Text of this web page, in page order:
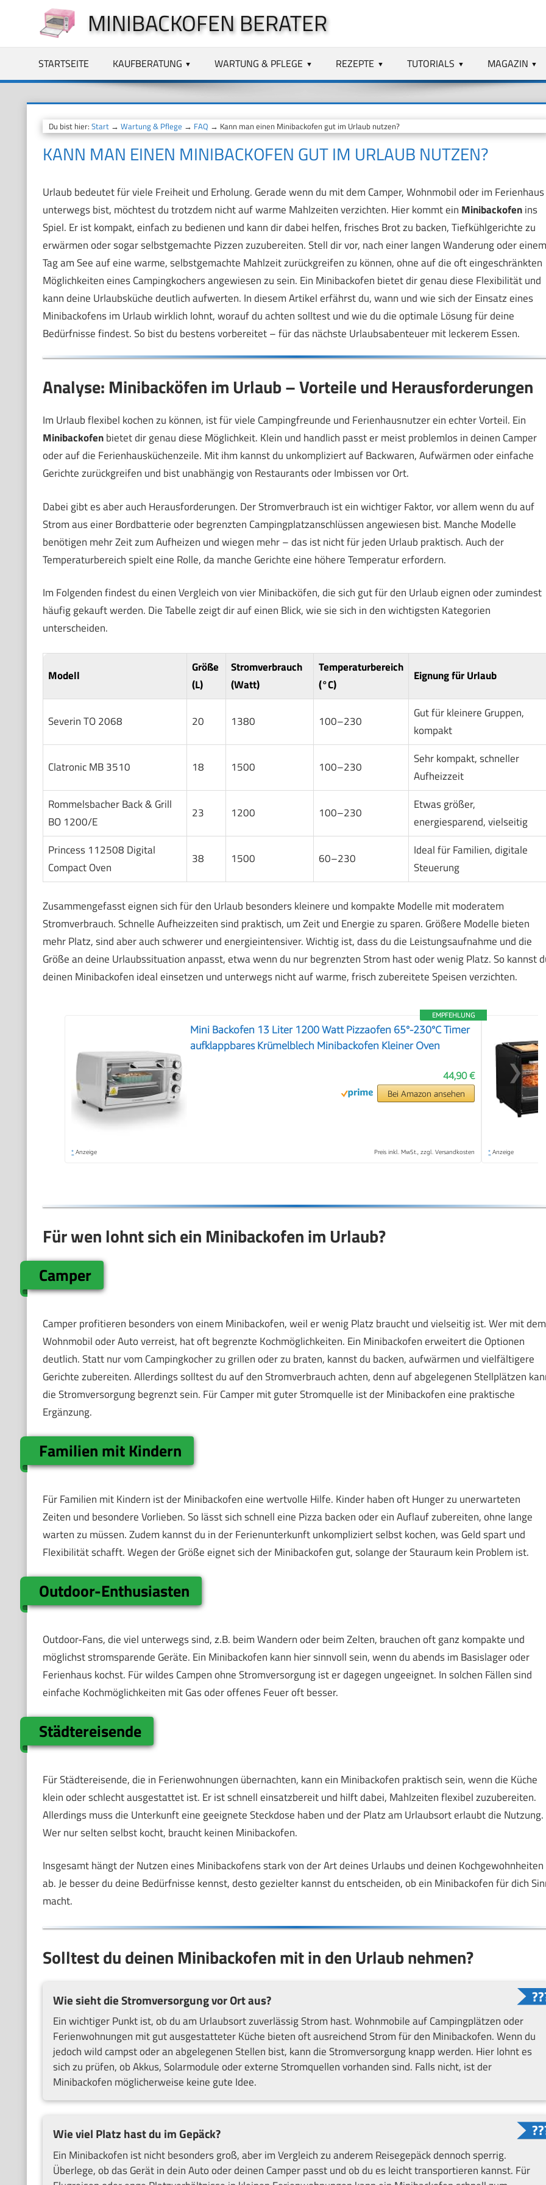
springen
MINIBACKOFEN BERATER
STARTSEITE KAUFBERATUNG WARTUNG & PFLEGE REZEPTE TUTORIALS MAGAZIN
Du bist hier: Start→ Wartung & Pflege → FAQ → Kann man einen Minibackofen gut im Urlaub nutzen?
KANN MAN EINEN MINIBACKOFEN GUT IM URLAUB NUTZEN?
Urlaub bedeutet für viele Freiheit und Erholung. Gerade wenn du mit dem Camper, Wohnmobil oder im Ferienhaus
unterwegs bist, möchtest du trotzdem nicht auf warme Mahlzeiten verzichten. Hier kommt ein Minibackofenins
Spiel. Er ist kompakt, einfach zu bedienen und kann dir dabei helfen, frisches Brot zu backen, Tiefkühlgerichte zu
erwärmen oder sogar selbstgemachte Pizzen zuzubereiten. Stell dir vor, nach einer langen Wanderung oder einem
Tag am See auf eine warme, selbstgemachte Mahlzeit zurückgreifen zu können, ohne auf die oft eingeschränkten
Möglichkeiten eines Campingkochers angewiesen zu sein. Ein Minibackofen bietet dir genau diese Flexibilität und
kann deine Urlaubsküche deutlich aufwerten. In diesem Artikel erfährst du, wann und wie sich der Einsatz eines
Minibackofens im Urlaub wirklich lohnt, worauf du achten solltest und wie du die optimale Lösung für deine
Bedürfnisse findest. So bist du bestens vorbereitet – für das nächste Urlaubsabenteuer mit leckerem Essen.
Analyse: Minibacköfen im Urlaub – Vorteile und Herausforderungen
Im Urlaub flexibel kochen zu können, ist für viele Campingfreunde und Ferienhausnutzer ein echter Vorteil. Ein
Minibackofenbietet dir genau diese Möglichkeit. Klein und handlich passt er meist problemlos in deinen Camper
oder auf die Ferienhausküchenzeile. Mit ihm kannst du unkompliziert auf Backwaren, Aufwärmen oder einfache
Gerichte zurückgreifen und bist unabhängig von Restaurants oder Imbissen vor Ort.
Dabei gibt es aber auch Herausforderungen. Der Stromverbrauch ist ein wichtiger Faktor, vor allem wenn du auf
Strom aus einer Bordbatterie oder begrenzten Campingplatzanschlüssen angewiesen bist. Manche Modelle
benötigen mehr Zeit zum Aufheizen und wiegen mehr – das ist nicht für jeden Urlaub praktisch. Auch der
Temperaturbereich spielt eine Rolle, da manche Gerichte eine höhere Temperatur erfordern.
Im Folgenden findest du einen Vergleich von vier Minibacköfen, die sich gut für den Urlaub eignen oder zumindest
häufig gekauft werden. Die Tabelle zeigt dir auf einen Blick, wie sie sich in den wichtigsten Kategorien
unterscheiden.
Modell
Größe
(L)
Stromverbrauch
(Watt)
Temperaturbereich
(°C)
Eignung für Urlaub
Severin TO 2068 20 1380 100–230
Gut für kleinere Gruppen,
kompakt
Clatronic MB 3510 18 1500 100–230
Sehr kompakt, schneller
Aufheizzeit
Rommelsbacher Back & Grill
BO 1200/E
23 1200 100–230
Etwas größer,
energiesparend, vielseitig
Princess 112508 Digital
Compact Oven
38 1500 60–230
Ideal für Familien, digitale
Steuerung
Zusammengefasst eignen sich für den Urlaub besonders kleinere und kompakte Modelle mit moderatem
Stromverbrauch. Schnelle Aufheizzeiten sind praktisch, um Zeit und Energie zu sparen. Größere Modelle bieten
mehr Platz, sind aber auch schwerer und energieintensiver. Wichtig ist, dass du die Leistungsaufnahme und die
Größe an deine Urlaubssituation anpasst, etwa wenn du nur begrenzten Strom hast oder wenig Platz. So kannst
deinen Minibackofen ideal einsetzen und unterwegs nicht auf warme, frisch zubereitete Speisen verzichten.
EMPFEHLUNG
Mini Backofen 13 Liter 1200 Watt Pizzaofen 65°-230°C Timer
aufklappbares Krümelblech Minibackofen Kleiner Oven
44,90 €
Bei Amazon ansehen
* Anzeige Preis inkl. MwSt., zzgl. Versandkosten * Anzeige
❯
Für wen lohnt sich ein Minibackofen im Urlaub?
Camper
Camper profitieren besonders von einem Minibackofen, weil er wenig Platz braucht und vielseitig ist. Wer mit dem
Wohnmobil oder Auto verreist, hat oft begrenzte Kochmöglichkeiten. Ein Minibackofen erweitert die Optionen
deutlich. Statt nur vom Campingkocher zu grillen oder zu braten, kannst du backen, aufwärmen und vielfältigere
Gerichte zubereiten. Allerdings solltest du auf den Stromverbrauch achten, denn auf abgelegenen Stellplätzen
die Stromversorgung begrenzt sein. Für Camper mit guter Stromquelle ist der Minibackofen eine praktische
Ergänzung.
Familien mit Kindern
Für Familien mit Kindern ist der Minibackofen eine wertvolle Hilfe. Kinder haben oft Hunger zu unerwarteten
Zeiten und besondere Vorlieben. So lässt sich schnell eine Pizza backen oder ein Auflauf zubereiten, ohne lange
warten zu müssen. Zudem kannst du in der Ferienunterkunft unkompliziert selbst kochen, was Geld spart und
Flexibilität schafft. Wegen der Größe eignet sich der Minibackofen gut, solange der Stauraum kein Problem ist.
Outdoor-Enthusiasten
Outdoor-Fans, die viel unterwegs sind, z.B. beim Wandern oder beim Zelten, brauchen oft ganz kompakte und
möglichst stromsparende Geräte. Ein Minibackofen kann hier sinnvoll sein, wenn du abends im Basislager oder
Ferienhaus kochst. Für wildes Campen ohne Stromversorgung ist er dagegen ungeeignet. In solchen Fällen sind
einfache Kochmöglichkeiten mit Gas oder offenes Feuer oft besser.
Städtereisende
Für Städtereisende, die in Ferienwohnungen übernachten, kann ein Minibackofen praktisch sein, wenn die Küche
klein oder schlecht ausgestattet ist. Er ist schnell einsatzbereit und hilft dabei, Mahlzeiten flexibel zuzubereiten.
Allerdings muss die Unterkunft eine geeignete Steckdose haben und der Platz am Urlaubsort erlaubt die Nutzung.
Wer nur selten selbst kocht, braucht keinen Minibackofen.
Insgesamt hängt der Nutzen eines Minibackofens stark von der Art deines Urlaubs und deinen Kochgewohnheiten
ab. Je besser du deine Bedürfnisse kennst, desto gezielter kannst du entscheiden, ob ein Minibackofen für dich
macht.
Solltest du deinen Minibackofen mit in den Urlaub nehmen?
Wie sieht die Stromversorgung vor Ort aus?
Ein wichtiger Punkt ist, ob du am Urlaubsort zuverlässig Strom hast. Wohnmobile auf Campingplätzen oder
Ferienwohnungen mit gut ausgestatteter Küche bieten oft ausreichend Strom für den Minibackofen. Wenn du
jedoch wild campst oder an abgelegenen Stellen bist, kann die Stromversorgung knapp werden. Hier lohnt es
sich zu prüfen, ob Akkus, Solarmodule oder externe Stromquellen vorhanden sind. Falls nicht, ist der
Minibackofen möglicherweise keine gute Idee.
Wie viel Platz hast du im Gepäck?
Ein Minibackofen ist nicht besonders groß, aber im Vergleich zu anderem Reisegepäck dennoch sperrig.
Überlege, ob das Gerät in dein Auto oder deinen Camper passt und ob du es leicht transportieren kannst. Für